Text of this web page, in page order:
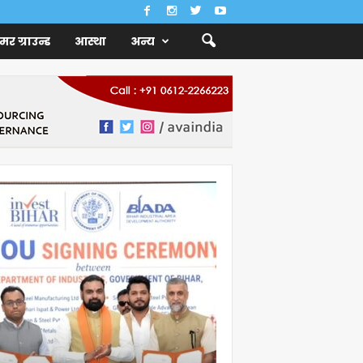
ग्राउन्ड आस्था अन्य